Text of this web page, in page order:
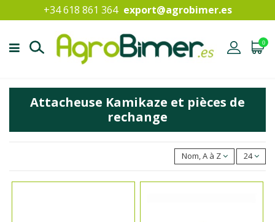
+34 618 861 364 export@agrobimer.es
0
Attacheuse Kamikaze et pièces de
rechange
Nom, A à Z 24